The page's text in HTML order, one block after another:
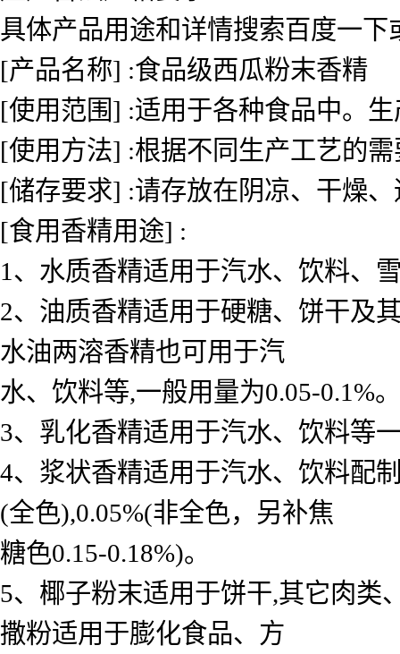
具体产品用途和详情搜索百度一
[产品名称] :食品级西瓜粉末香精
[使用范围] :适用于各种食品中。
[使用方法] :根据不同生产工艺的
[储存要求] :请存放在阴凉、干燥
[食用香精用途] :
1、水质香精适用于汽水、饮料、
2、油质香精适用于硬糖、饼干及
水油两溶香精也可用于汽
水、饮料等,一般用量为0.05-0.1%。
3、乳化香精适用于汽水、饮料等
4、浆状香精适用于汽水、饮料配
(全色),0.05%(非全色，另补焦
糖色0.15-0.18%)。
5、椰子粉末适用于饼干,其它肉类
撒粉适用于膨化食品、方